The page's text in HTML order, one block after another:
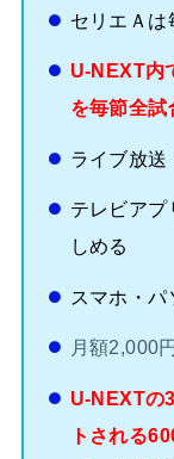
セリエＡは
U-NEXT内
を毎節全試
ライブ放送
テレビア
しめる
スマホ・
月額2,000円
U-NEXTの
トされる